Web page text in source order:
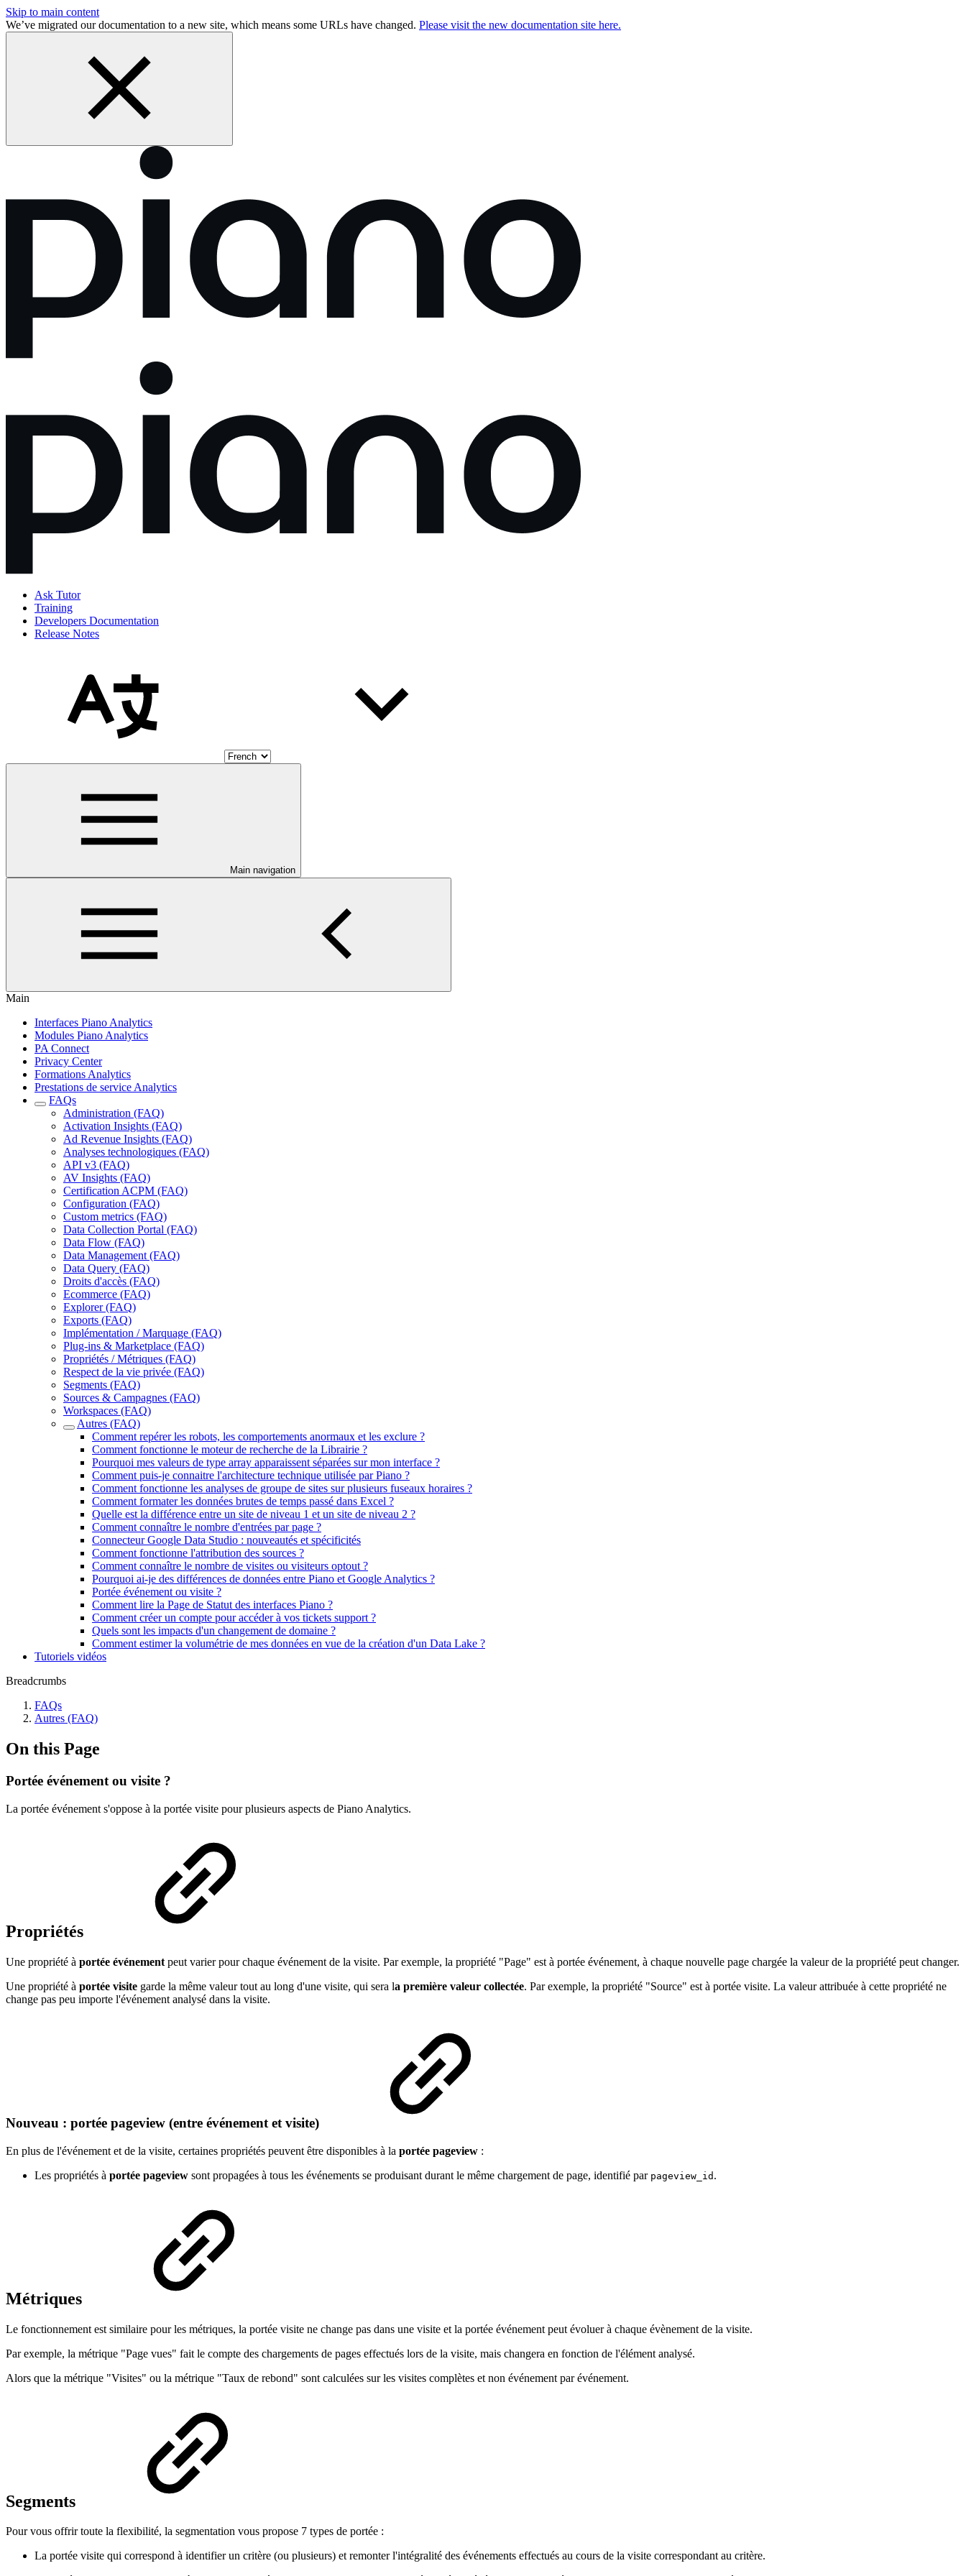
Skip to main content
We’ve migrated our documentation to a new site, which means some URLs have changed. Please visit the new documentation site here.
Ask Tutor
Training
Developers Documentation
Release Notes
Main navigation
Main
Interfaces Piano Analytics
Modules Piano Analytics
PA Connect
Privacy Center
Formations Analytics
Prestations de service Analytics
FAQs
Administration (FAQ)
Activation Insights (FAQ)
Ad Revenue Insights (FAQ)
Analyses technologiques (FAQ)
API v3 (FAQ)
AV Insights (FAQ)
Certification ACPM (FAQ)
Configuration (FAQ)
Custom metrics (FAQ)
Data Collection Portal (FAQ)
Data Flow (FAQ)
Data Management (FAQ)
Data Query (FAQ)
Droits d'accès (FAQ)
Ecommerce (FAQ)
Explorer (FAQ)
Exports (FAQ)
Implémentation / Marquage (FAQ)
Plug-ins & Marketplace (FAQ)
Propriétés / Métriques (FAQ)
Respect de la vie privée (FAQ)
Segments (FAQ)
Sources & Campagnes (FAQ)
Workspaces (FAQ)
Autres (FAQ)
Comment repérer les robots, les comportements anormaux et les exclure ?
Comment fonctionne le moteur de recherche de la Librairie ?
Pourquoi mes valeurs de type array apparaissent séparées sur mon interface ?
Comment puis-je connaitre l'architecture technique utilisée par Piano ?
Comment fonctionne les analyses de groupe de sites sur plusieurs fuseaux horaires ?
Comment formater les données brutes de temps passé dans Excel ?
Quelle est la différence entre un site de niveau 1 et un site de niveau 2 ?
Comment connaître le nombre d'entrées par page ?
Connecteur Google Data Studio : nouveautés et spécificités
Comment fonctionne l'attribution des sources ?
Comment connaître le nombre de visites ou visiteurs optout ?
Pourquoi ai-je des différences de données entre Piano et Google Analytics ?
Portée événement ou visite ?
Comment lire la Page de Statut des interfaces Piano ?
Comment créer un compte pour accéder à vos tickets support ?
Quels sont les impacts d'un changement de domaine ?
Comment estimer la volumétrie de mes données en vue de la création d'un Data Lake ?
Tutoriels vidéos
Breadcrumbs
FAQs
Autres (FAQ)
On this Page
Portée événement ou visite ?
La portée événement s'oppose à la portée visite pour plusieurs aspects de Piano Analytics.
Propriétés
Une propriété à portée événement peut varier pour chaque événement de la visite. Par exemple, la propriété "Page" est à portée événement, à chaque nouvelle page chargée la valeur de la propriété peut changer.
Une propriété à portée visite garde la même valeur tout au long d'une visite, qui sera la première valeur collectée. Par exemple, la propriété "Source" est à portée visite. La valeur attribuée à cette propriété ne
change pas peu importe l'événement analysé dans la visite.
Nouveau : portée pageview (entre événement et visite)
En plus de l'événement et de la visite, certaines propriétés peuvent être disponibles à la portée pageview :
Les propriétés à portée pageview sont propagées à tous les événements se produisant durant le même chargement de page, identifié par pageview_id .
Métriques
Le fonctionnement est similaire pour les métriques, la portée visite ne change pas dans une visite et la portée événement peut évoluer à chaque évènement de la visite.
Par exemple, la métrique "Page vues" fait le compte des chargements de pages effectués lors de la visite, mais changera en fonction de l'élément analysé.
Alors que la métrique "Visites" ou la métrique "Taux de rebond" sont calculées sur les visites complètes et non événement par événement.
Segments
Pour vous offrir toute la flexibilité, la segmentation vous propose 7 types de portée :
La portée visite qui correspond à identifier un critère (ou plusieurs) et remonter l'intégralité des événements effectués au cours de la visite correspondant au critère.